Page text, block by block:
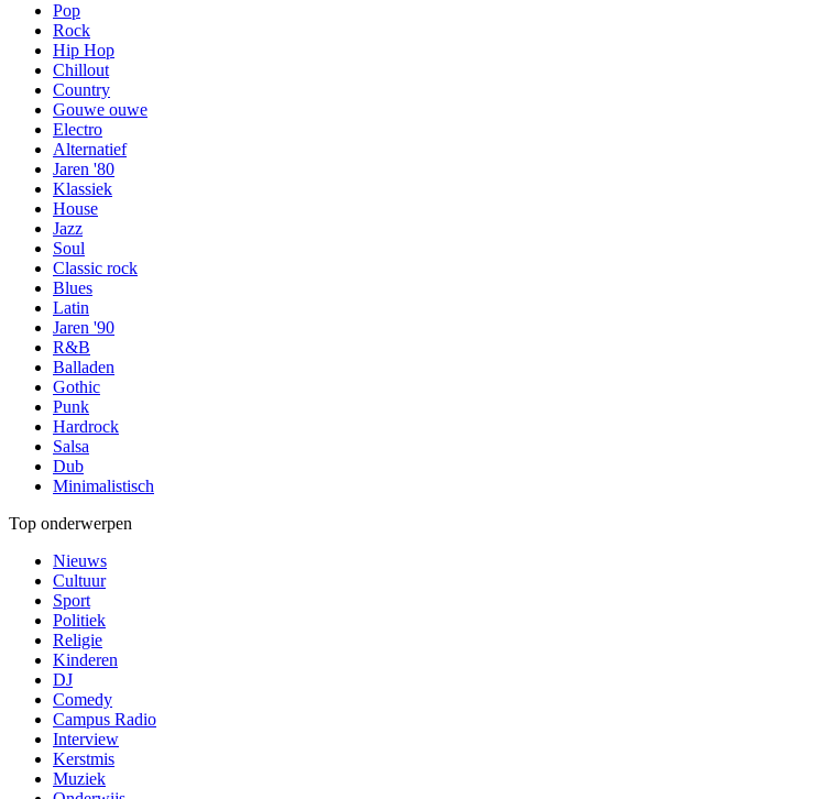
Pop
Rock
Hip Hop
Chillout
Country
Gouwe ouwe
Electro
Alternatief
Jaren '80
Klassiek
House
Jazz
Soul
Classic rock
Blues
Latin
Jaren '90
R&B
Balladen
Gothic
Punk
Hardrock
Salsa
Dub
Minimalistisch
Top onderwerpen
Nieuws
Cultuur
Sport
Politiek
Religie
Kinderen
DJ
Comedy
Campus Radio
Interview
Kerstmis
Muziek